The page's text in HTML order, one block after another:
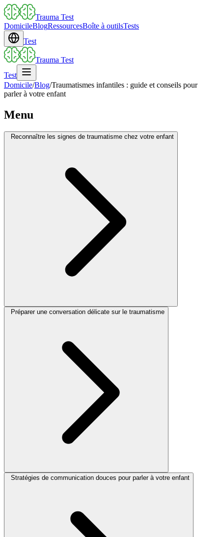
Trauma Test
DomicileBlogRessourcesBoîte à outilsTests
Test
Trauma Test
Test
Domicile/Blog/Traumatismes infantiles : guide et conseils pour
parler à votre enfant
Menu
Reconnaître les signes de traumatisme chez votre enfant
Préparer une conversation délicate sur le traumatisme
Stratégies de communication douces pour parler à votre enfant